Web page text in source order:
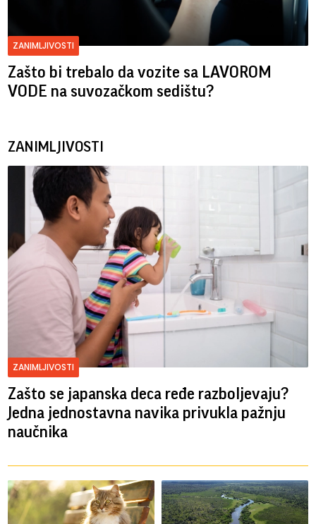
ZANIMLJIVOSTI
Zašto bi trebalo da vozite sa LAVOROM
VODE na suvozačkom sedištu?
ZANIMLJIVOSTI
ZANIMLJIVOSTI
Zašto se japanska deca ređe razboljevaju?
Jedna jednostavna navika privukla pažnju
naučnika